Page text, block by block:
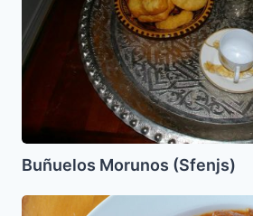
Buñuelos Morunos (Sfenjs)
Adafina